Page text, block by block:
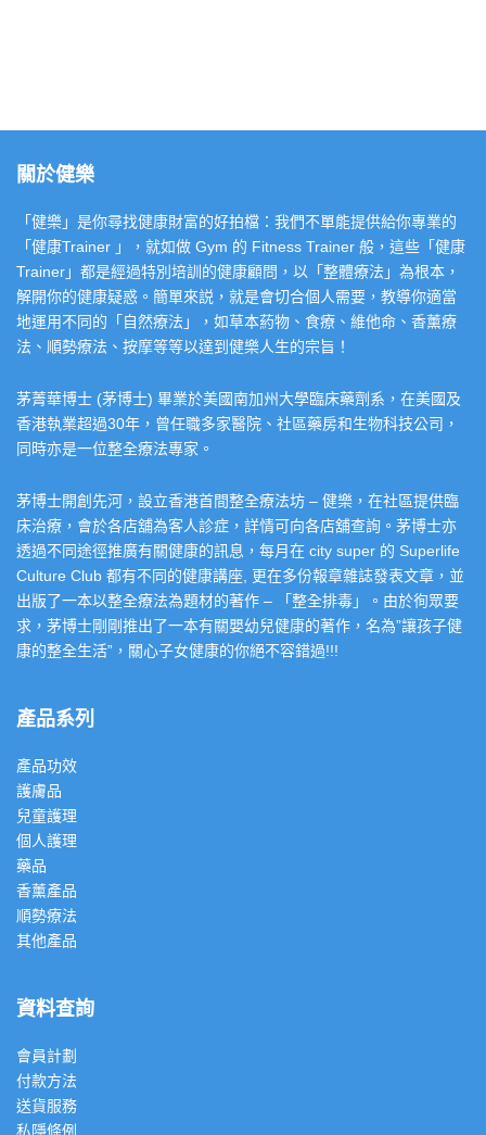
關於健樂
「健樂」是你尋找健康財富的好拍檔：我們不單能提供給你專業的
「健康Trainer 」，就如做 Gym 的 Fitness Trainer 般，這些「健康
Trainer」都是經過特別培訓的健康顧問，以「整體療法」為根本，
解開你的健康疑惑。簡單來説，就是會切合個人需要，教導你適當
地運用不同的「自然療法」，如草本葯物、食療、維他命、香薰療
法、順勢療法、按摩等等以達到健樂人生的宗旨！
茅菁華博士 (茅博士) 畢業於美國南加州大學臨床藥劑系，在美國及
香港執業超過30年，曾任職多家醫院、社區藥房和生物科技公司，
同時亦是一位整全療法專家。
茅博士開創先河，設立香港首間整全療法坊 – 健樂，在社區提供臨
床治療，會於各店舖為客人診症，詳情可向各店舖查詢。茅博士亦
透過不同途徑推廣有關健康的訊息，每月在 city super 的 Superlife
Culture Club 都有不同的健康講座, 更在多份報章雜誌發表文章，並
出版了一本以整全療法為題材的著作 – 「整全排毒」。由於徇眾要
求，茅博士剛剛推出了一本有關嬰幼兒健康的著作，名為”讓孩子健
康的整全生活”，關心子女健康的你絕不容錯過!!!
產品系列
產品功效
護膚品
兒童護理
個人護理
藥品
香薰產品
順勢療法
其他產品
資料查詢
會員計劃
付款方法
送貨服務
私隱條例